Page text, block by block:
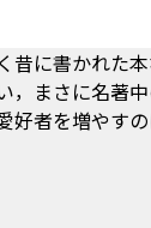
に書かれた本
まさに名著中
好者を増やす